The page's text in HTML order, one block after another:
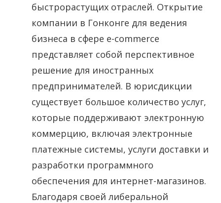
быстрорастущих отраслей. Открытие
компании в Гонконге для ведения
бизнеса в сфере e-commerce
представляет собой перспективное
решение для иностранных
предпринимателей. В юрисдикции
существует большое количество услуг,
которые поддерживают электронную
коммерцию, включая электронные
платежные системы, услуги доставки и
разработки программного
обеспечения для интернет-магазинов.
Благодаря своей либеральной